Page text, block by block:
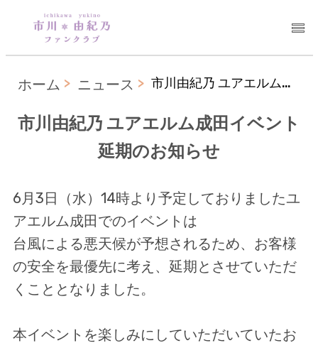
ホーム ニュース 市川由紀乃 ユアエルム成田イベント延期のお知らせ
市川由紀乃 ユアエルム成田イベント
延期のお知らせ
6月3日（水）14時より予定しておりましたユ
アエルム成田でのイベントは
台風による悪天候が予想されるため、お客様
の安全を最優先に考え、延期とさせていただ
くこととなりました。
本イベントを楽しみにしていただいていたお